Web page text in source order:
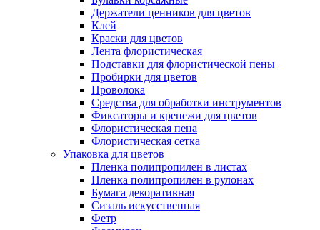
Держатели ценников для цветов
Клей
Краски для цветов
Лента флористическая
Подставки для флористической пены
Пробирки для цветов
Проволока
Средства для обработки инструментов
Фиксаторы и крепежи для цветов
Флористическая пена
Флористическая сетка
Упаковка для цветов
Пленка полипропилен в листах
Пленка полипропилен в рулонах
Бумага декоративная
Сизаль искусственная
Фетр